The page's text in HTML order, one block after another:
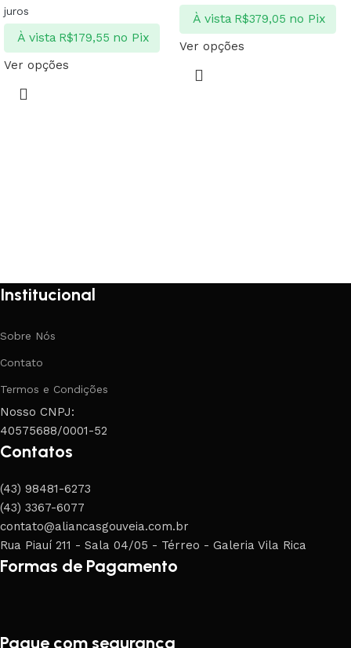
juros
À vista R$179,55 no Pix
Ver opções
À vista R$379,05 no Pix
Ver opções
Institucional
Sobre Nós
Contato
Termos e Condições
Nosso CNPJ:
40575688/0001-52
Contatos
(43) 98481-6273
(43) 3367-6077
contato@aliancasgouveia.com.br
Rua Piauí 211 - Sala 04/05 - Térreo - Galeria Vila Rica
Formas de Pagamento
Pague com segurança